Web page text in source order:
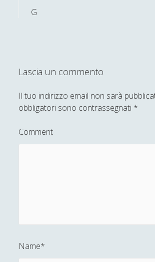
G
Lascia un commento
Il tuo indirizzo email non sarà
obbligatori sono contrassegnati *
Comment
Name*